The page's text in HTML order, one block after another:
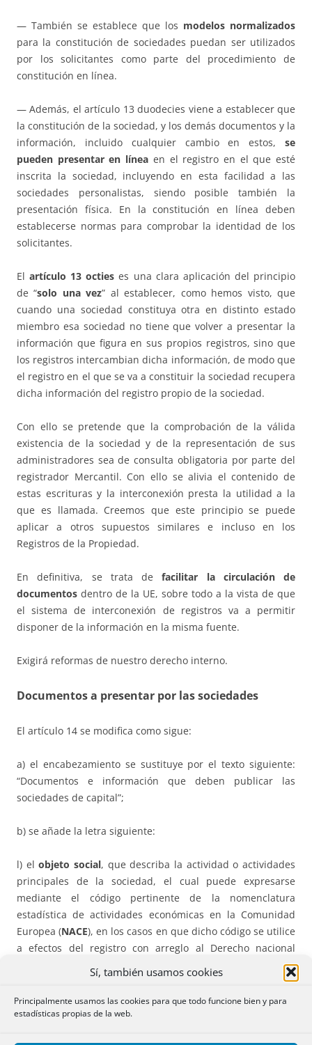
Sí, también usamos cookies
Principalmente usamos las cookies para que todo funcione bien y para
estadísticas propias de la web.
— También se establece que los modelos normalizados
para la constitución de sociedades puedan ser utilizados
por los solicitantes como parte del procedimiento de
constitución en línea.
— Además, el artículo 13 duodecies viene a establecer que
la constitución de la sociedad, y los demás documentos y la
información, incluido cualquier cambio en estos, se
pueden presentar en línea en el registro en el que esté
inscrita la sociedad, incluyendo en esta facilidad a las
sociedades personalistas, siendo posible también la
presentación física. En la constitución en línea deben
establecerse normas para comprobar la identidad de los
solicitantes.
Elartículo 13 octies es una clara aplicación del principio
de “solo una vez” al establecer, como hemos visto, que
cuando una sociedad constituya otra en distinto estado
miembro esa sociedad no tiene que volver a presentar la
información que figura en sus propios registros, sino que
los registros intercambian dicha información, de modo que
el registro en el que se va a constituir la sociedad recupera
dicha información del registro propio de la sociedad.
Con ello se pretende que la comprobación de la válida
existencia de la sociedad y de la representación de sus
administradores sea de consulta obligatoria por parte del
registrador Mercantil. Con ello se alivia el contenido de
estas escrituras y la interconexión presta la utilidad a la
que es llamada. Creemos que este principio se puede
aplicar a otros supuestos similares e incluso en los
Registros de la Propiedad.
En definitiva, se trata defacilitar la circulación de
documentos dentro de la UE, sobre todo a la vista de que
el sistema de interconexión de registros va a permitir
disponer de la información en la misma fuente.
Exigirá reformas de nuestro derecho interno.
Documentos a presentar por las sociedades
El artículo 14 se modifica como sigue:
a) el encabezamiento se sustituye por el texto siguiente:
“Documentos e información que deben publicar las
sociedades de capital”;
b) se añade la letra siguiente:
l) elobjeto social, que describa la actividad o actividades
principales de la sociedad, el cual puede expresarse
mediante el código pertinente de la nomenclatura
estadística de actividades económicas en la Comunidad
Europea (NACE), en los casos en que dicho código se utilice
a efectos del registro con arreglo al Derecho nacional
aplicable y el objeto conste en el registro nacional. Es
Sociedades personalistas